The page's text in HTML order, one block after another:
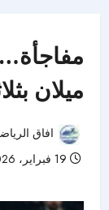
ميلان
افاق